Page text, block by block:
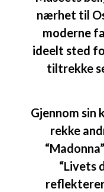
nærhet til
moderne
ideelt sted
tiltrekke
Gjennom sin
rekke
“Livets